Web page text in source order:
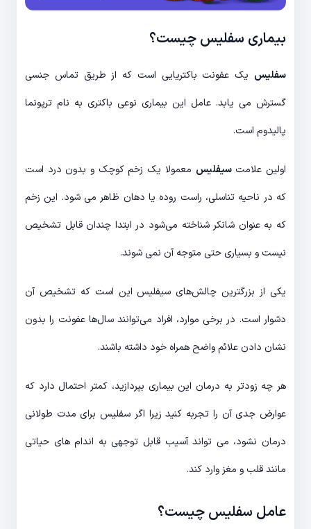
بیماری سفلیس چیست؟
سفلیس یک عفونت باکتریایی است که از طریق تماس جنسی
گسترش می یابد. عامل این بیماری نوعی باکتری به نام ترپونما
پالیدوم است.
اولین علامتسیفلیس معمولا یک زخم کوچک و بدون درد است
که در ناحیه تناسلی، راست روده یا دهان ظاهر می شود. این زخم
که به عنوان شانکر شناخته می‌شود در ابتدا چندان قابل تشخیص
نیست و بسیاری حتی متوجه آن نمی شوند.
یکی از بزرگترین چالش‌های سیفلیس این است که تشخیص آن
دشوار است. در برخی موارد، افراد می‌توانند سال‌ها عفونت را بدون
نشان دادن علائم واضح همراه خود داشته باشند.
هر چه زودتر به درمان این بیماری بپردازید، کمتر احتمال دارد که
عوارض جدی آن را تجربه کنید زیرا اگر سفلیس برای مدت طولانی
درمان نشود، می تواند آسیب قابل توجهی به اندام های حیاتی
مانند قلب و مغز وارد کند.
عامل سفلیس چیست؟